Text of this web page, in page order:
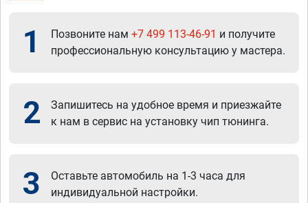
1 Позвоните нам +7 499 113-46-91 и получите
профессиональную консультацию у мастера.
2
Запишитесь на удобное время и приезжайте
к нам в сервис на установку чип тюнинга.
3
Оставьте автомобиль на 1-3 часа для
индивидуальной настройки.